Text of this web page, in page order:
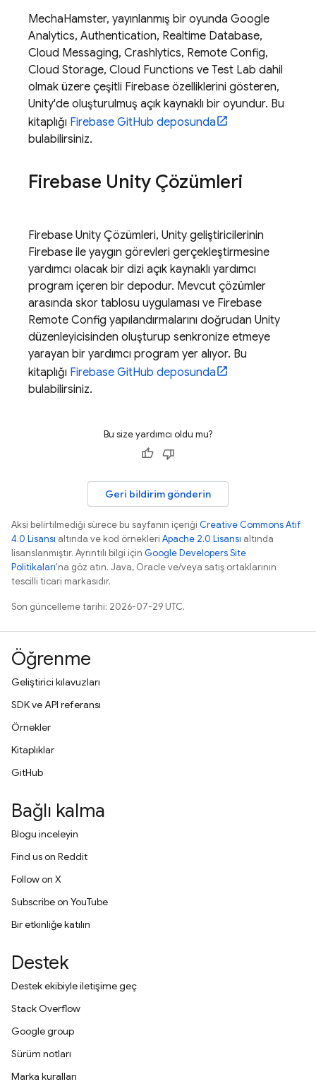
MechaHamster, yayınlanmış bir oyunda Google
Analytics, Authentication, Realtime Database,
Cloud Messaging, Crashlytics, Remote Config,
Cloud Storage, Cloud Functions ve Test Lab dahil
olmak üzere çeşitli Firebase özelliklerini gösteren,
Unity'de oluşturulmuş açık kaynaklı bir oyundur. Bu
kitaplığı Firebase GitHub deposunda
bulabilirsiniz.
Firebase Unity Çözümleri
Firebase Unity Çözümleri, Unity geliştiricilerinin
Firebase ile yaygın görevleri gerçekleştirmesine
yardımcı olacak bir dizi açık kaynaklı yardımcı
program içeren bir depodur. Mevcut çözümler
arasında skor tablosu uygulaması ve Firebase
Remote Config yapılandırmalarını doğrudan Unity
düzenleyicisinden oluşturup senkronize etmeye
yarayan bir yardımcı program yer alıyor. Bu
kitaplığı Firebase GitHub deposunda
bulabilirsiniz.
Bu size yardımcı oldu mu?
Geri bildirim gönderin
Aksi belirtilmediği sürece bu sayfanın içeriği Creative Commons Atıf
4.0 Lisansı altında ve kod örnekleri Apache 2.0 Lisansı altında
lisanslanmıştır. Ayrıntılı bilgi için Google Developers Site
Politikaları'na göz atın. Java, Oracle ve/veya satış ortaklarının
tescilli ticari markasıdır.
Son güncelleme tarihi: 2026-07-29 UTC.
Öğrenme
Geliştirici kılavuzları
SDK ve API referansı
Örnekler
Kitaplıklar
GitHub
Bağlı kalma
Blogu inceleyin
Find us on Reddit
Follow on X
Subscribe on YouTube
Bir etkinliğe katılın
Destek
Destek ekibiyle iletişime geç
Stack Overflow
Google group
Sürüm notları
Marka kuralları